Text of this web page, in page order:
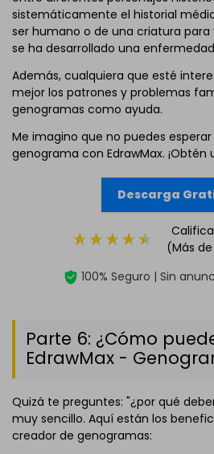
sistemáticamente el historial
ser humano o de una criatura
se ha desarrollado una
Además, cualquiera que esté
mejor los patrones y problemas
genogramas como ayuda.
Me imagino que no puedes
genograma con EdrawMax.
Descarga
(Más
100% Seguro | Sin
Parte 6: ¿Cómo
EdrawMax -
Quizá te preguntes: "¿por qué
muy sencillo. Aquí están los
creador de genogramas: